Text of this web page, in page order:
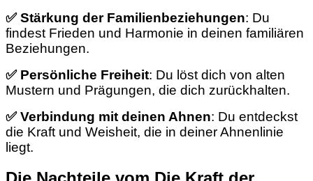
✅ Stärkung der Familienbeziehungen: Du
findest Frieden und Harmonie in deinen familiären
Beziehungen.
✅ Persönliche Freiheit: Du löst dich von alten
Mustern und Prägungen, die dich zurückhalten.
✅ Verbindung mit deinen Ahnen: Du entdeckst
die Kraft und Weisheit, die in deiner Ahnenlinie
liegt.